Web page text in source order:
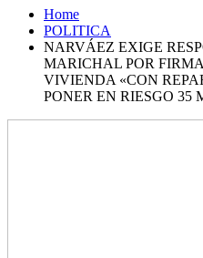
Home
POLITICA
NARVÁEZ EXIGE
MARICHAL POR
VIVIENDA «CON
PONER EN RIESGO 35